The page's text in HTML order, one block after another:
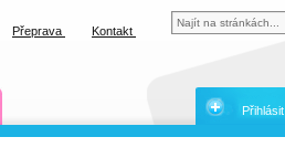
Přeprava Kontakt
Přihlásit